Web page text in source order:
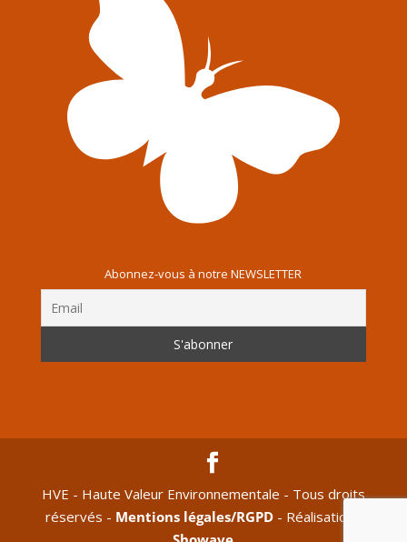
Abonnez-vous à notre NEWSLETTER
HVE - Haute Valeur Environnementale - Tous droits
réservés - Mentions légales/RGPD - Réalisation :